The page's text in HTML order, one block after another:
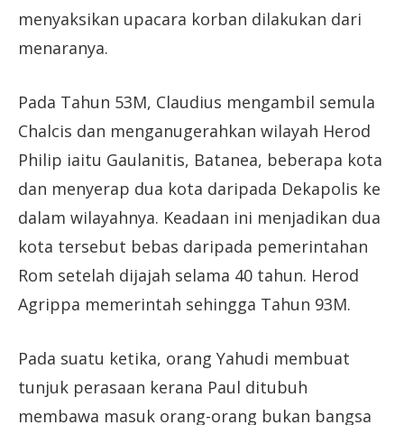
menyaksikan upacara korban dilakukan dari
menaranya.
Pada Tahun 53M, Claudius mengambil semula
Chalcis dan menganugerahkan wilayah Herod
Philip iaitu Gaulanitis, Batanea, beberapa kota
dan menyerap dua kota daripada Dekapolis ke
dalam wilayahnya. Keadaan ini menjadikan dua
kota tersebut bebas daripada pemerintahan
Rom setelah dijajah selama 40 tahun. Herod
Agrippa memerintah sehingga Tahun 93M.
Pada suatu ketika, orang Yahudi membuat
tunjuk perasaan kerana Paul ditubuh
membawa masuk orang-orang bukan bangsa